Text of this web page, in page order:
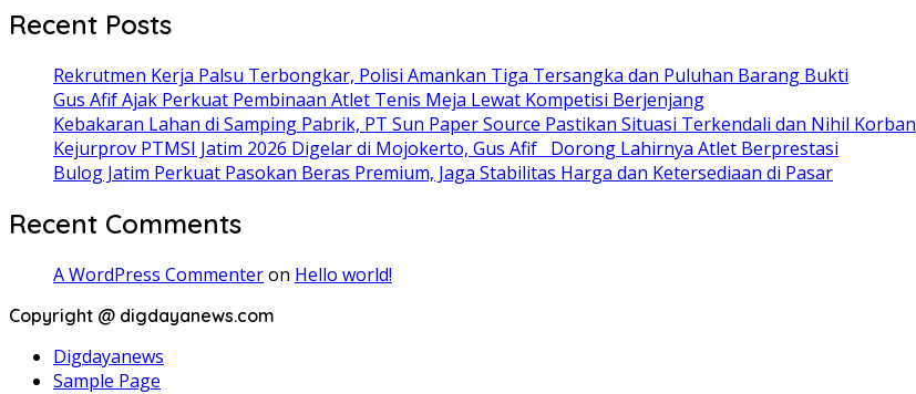
Recent Posts
Rekrutmen Kerja Palsu Terbongkar, Polisi Amankan Tiga Tersangka dan Puluhan Barang Bukti
Gus Afif Ajak Perkuat Pembinaan Atlet Tenis Meja Lewat Kompetisi Berjenjang
Kebakaran Lahan di Samping Pabrik, PT Sun Paper Source Pastikan Situasi Terkendali dan Nihil Korban
Kejurprov PTMSI Jatim 2026 Digelar di Mojokerto, Gus Afif Dorong Lahirnya Atlet Berprestasi
Bulog Jatim Perkuat Pasokan Beras Premium, Jaga Stabilitas Harga dan Ketersediaan di Pasar
Recent Comments
A WordPress Commenteron Hello world!
Copyright @ digdayanews.com
Digdayanews
Sample Page